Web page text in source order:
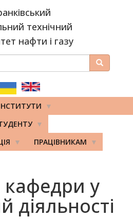
технічний
нафти і газу
Пошук
ПРАЦІВНИКАМ
кафедри у
діяльності